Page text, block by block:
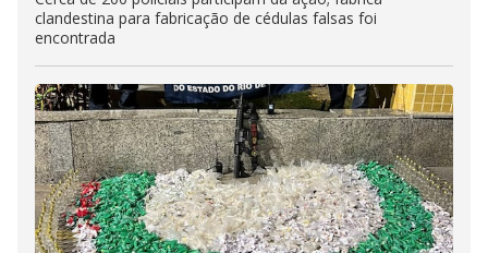
clandestina para fabricação de cédulas falsas foi
encontrada